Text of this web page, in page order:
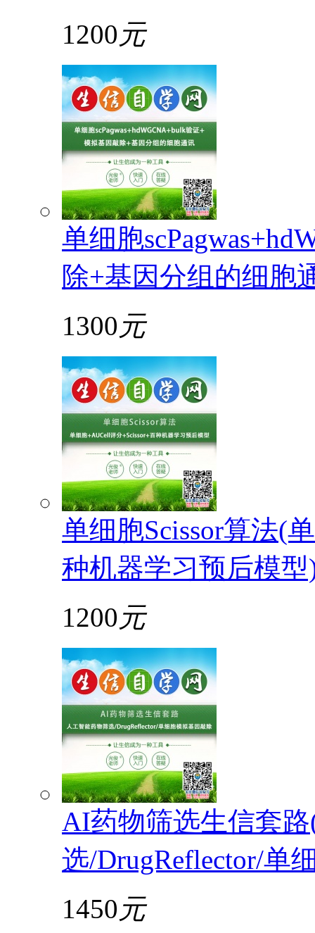
1200 元
单细胞
除+基因分组的细胞
1300 元
单细胞Scissor算法(
种机器学习预后模型
1200 元
AI药物筛选生信套
选/DrugReflector/单
1450 元